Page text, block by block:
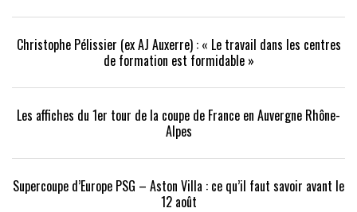
Christophe Pélissier (ex AJ Auxerre) : « Le travail dans les centres
de formation est formidable »
Les affiches du 1er tour de la coupe de France en Auvergne Rhône-
Alpes
Supercoupe d’Europe PSG – Aston Villa : ce qu’il faut savoir avant le
12 août